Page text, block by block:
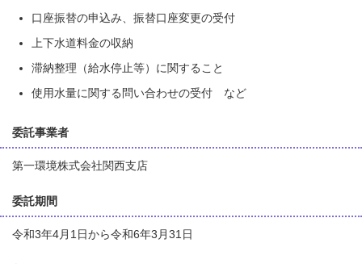
口座振替の申込み、振替口座変更の受付
上下水道料金の収納
滞納整理（給水停止等）に関すること
使用水量に関する問い合わせの受付 など
委託事業者
第一環境株式会社関西支店
委託期間
令和3年4月1日から令和6年3月31日